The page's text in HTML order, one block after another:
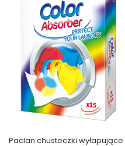
Paclan chusteczki wyłapujące